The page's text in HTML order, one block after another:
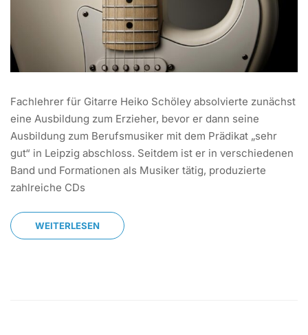
Fachlehrer für Gitarre Heiko Schöley absolvierte zunächst
eine Ausbildung zum Erzieher, bevor er dann seine
Ausbildung zum Berufsmusiker mit dem Prädikat „sehr
gut“ in Leipzig abschloss. Seitdem ist er in verschiedenen
Band und Formationen als Musiker tätig, produzierte
zahlreiche CDs
WEITERLESEN